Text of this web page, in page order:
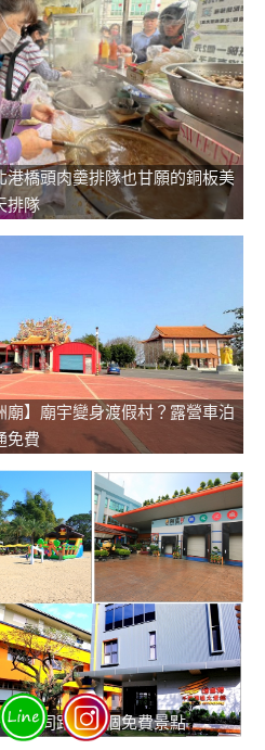
港橋頭肉羹排隊也甘願的銅板美
排隊
廟】廟宇變身渡假村？露營車泊
免費
日遊同路線四個免費景點